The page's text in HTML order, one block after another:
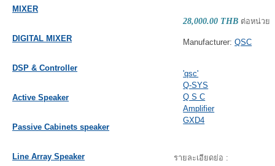
MIXER
DIGITAL MIXER
DSP & Controller
Active Speaker
Passive Cabinets speaker
Line Array Speaker
28,000.00 THB ต่อหน่วย
Manufacturer:QSC
'qsc'
Q-SYS
Q S C
Amplifier
GXD4
รายละเอียดย่อ :